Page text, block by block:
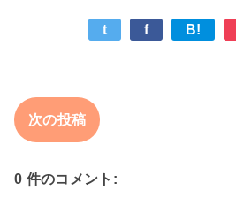
t f B!
次の投稿
0 件のコメント: